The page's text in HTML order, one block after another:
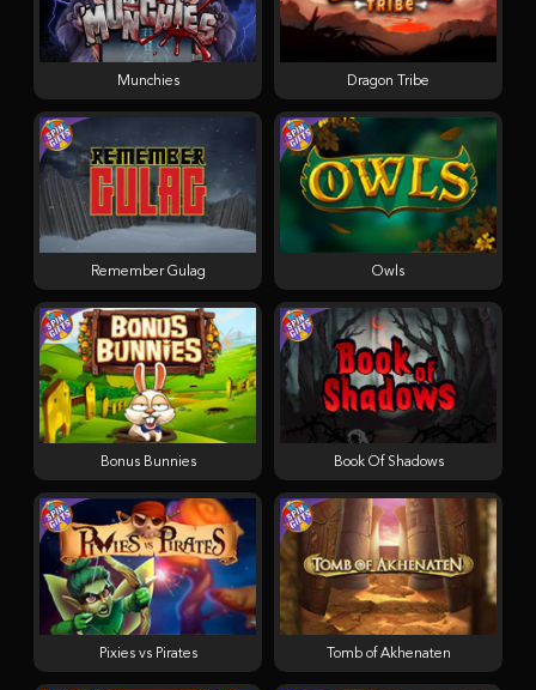
Munchies
Book Of Shadows
Tomb of Akhenaten
Dragon Tribe
Bonus Bunnies
Owls
Pixies vs Pirates
Remember Gulag